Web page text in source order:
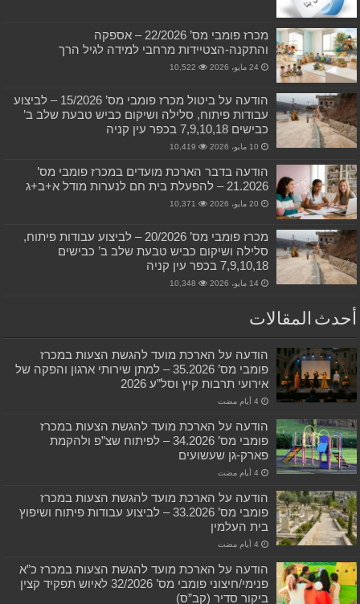
מכרז פומבי מס’ 22/2026 – אספקה
והתקנה-הצטיידות מרחבי למידה לגיל הרך
24 مايو، 2026 10,522
הודעה על ביטול מכרז פומבי מס’ 15/2026 – לביצוע
עבודות פיתוח, סלילה ושיקום כביש טבעת שלב ב’
כבישים 7,9,10,18 בכפר עין קניה
10 مايو، 2026 10,419
הודעה בדבר הארכת מועדים במכרז פומבי מס’
21.2026 – להפעלת בית חם לנערות מודל א+ב+ג
20 مايو، 2026 10,371
מכרז פומבי מס’ 20/2026 – לביצוע עבודות פיתוח,
סלילה ושיקום כביש טבעת שלב ב’ כבישים
7,9,10,18 בכפר עין קניה
14 مايو، 2026 10,348
أحدث المقالات
הודעה על הארכת מועד להגשת הצעות במכרז
פומבי מס’ 35.2026 – למתן שירותי ארגון והפקה של
אירועי תרבות קיץ וסל”ע 2026
הודעה על הארכת מועד להגשת הצעות במכרז
פומבי מס’ 34.2026 – לפיתוח שצ”פ ולהקמת
פארק-גן שעשועים
הודעה על הארכת מועד להגשת הצעות במכרז
פומבי מס’ 33.2026 – לביצוע עבודות פיתוח ושיפוץ
בית העלמין
הודעה על הארכת מועד להגשת הצעות במכרז כ”א
פנימי/חיצוני פומבי מס’ 32/2026 לאיוש תפקיד קצין
ביקור סדיר (קב”ס)